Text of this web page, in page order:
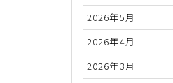
2026年5月
2026年4月
2026年3月